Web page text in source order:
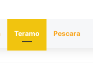
Teramo Pescara